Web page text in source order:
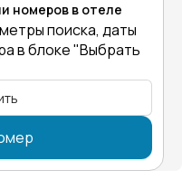
номеров в отеле
поиска, даты
в блоке "Выбрать